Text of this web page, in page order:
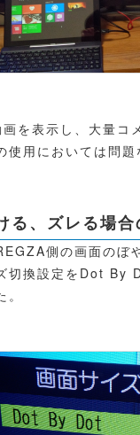
を表示し、大量コ
用においては問題
る、ズレる場合
側の画面のぼ
切換設定をDot By